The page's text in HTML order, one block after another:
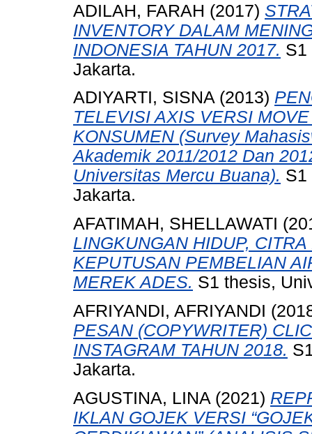
ADILAH, FARAH (2017)
INVENTORY DALAM
INDONESIA TAHUN 2017. S1
Jakarta.
ADIYARTI, SISNA(2013)
TELEVISI AXIS VERSI
KONSUMEN (Survey
Akademik 2011/2012 Dan
Universitas Mercu Buana). S1
Jakarta.
AFATIMAH, SHELLAWATI
LINGKUNGAN HIDUP,
KEPUTUSAN PEMBELIAN
MEREK ADES. S1 thesis,
AFRIYANDI, AFRIYANDI
PESAN (COPYWRITER)
INSTAGRAM TAHUN 2018.
Jakarta.
AGUSTINA, LINA (2021)
IKLAN GOJEK VERSI